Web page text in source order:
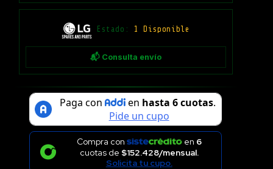
Estado: 1 Disponible
📬 Consulta envío
Compra con en 6
cuotas de $152.428/mensual.
Solicita tu cupo.